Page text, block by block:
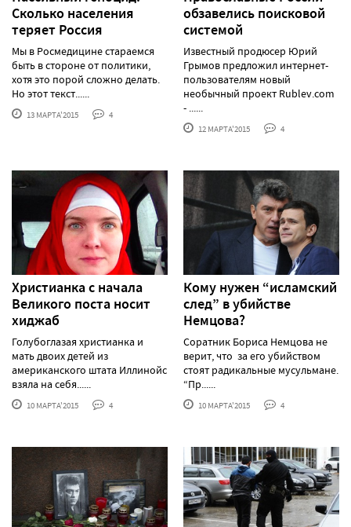
Сколько населения
теряет Россия
Мы в Росмедицине стараемся
быть в стороне от политики,
хотя это порой сложно делать.
Но этот текст......
13 МАРТА'2015 4
обзавелись поисковой
системой
Известный продюсер Юрий
Грымов предложил интернет-
пользователям новый
необычный проект Rublev.com
- ......
12 МАРТА'2015 4
Христианка с начала
Великого поста носит
хиджаб
Голубоглазая христианка и
мать двоих детей из
американского штата Иллинойс
взяла на себя......
10 МАРТА'2015 4
Кому нужен “исламский
след” в убийстве
Немцова?
Соратник Бориса Немцова не
верит, что за его убийством
стоят радикальные мусульмане.
“Пр......
10 МАРТА'2015 4